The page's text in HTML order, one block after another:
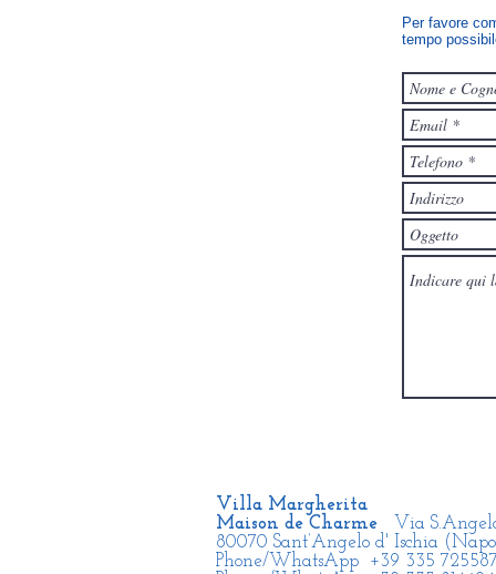
Per favore
tempo
Villa Margherita
Maison de Charme
Via
80070 Sant’Angelo d' Ischia
Phone/WhatsApp +39 335